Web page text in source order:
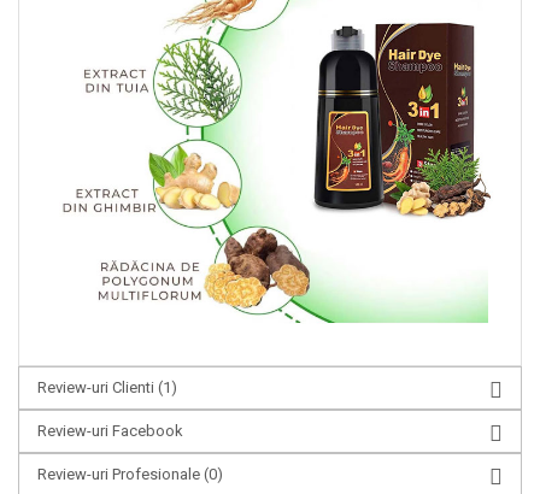
Review-uri Clienti (1)
Review-uri Facebook
Review-uri Profesionale (0)